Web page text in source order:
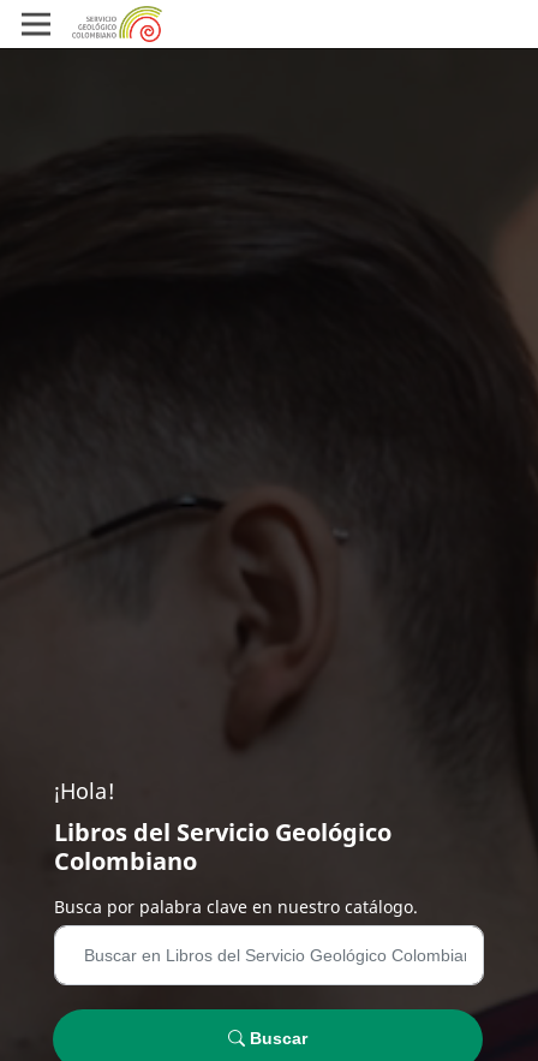
¡Hola!
Libros del Servicio Geológico
Colombiano
Busca por palabra clave en nuestro catálogo.
Buscar